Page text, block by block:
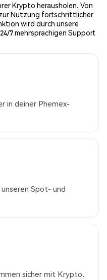
Krypto herausholen. Von
Nutzung fortschrittlicher
wird durch unsere
7 mehrsprachigen Support
in deiner Phemex-
Spot- und
sicher mit Krypto.